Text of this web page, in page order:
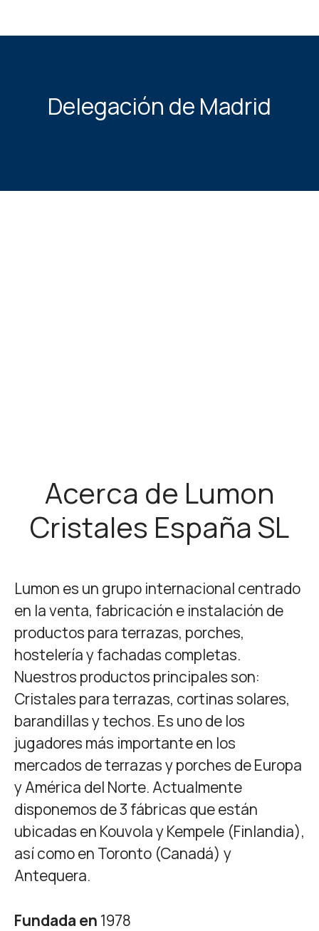
Delegación de Madrid
Acerca de Lumon
Cristales España SL
Lumon es un grupo internacional centrado
en la venta, fabricación e instalación de
productos para terrazas, porches,
hostelería y fachadas completas.
Nuestros productos principales son:
Cristales para terrazas, cortinas solares,
barandillas y techos. Es uno de los
jugadores más importante en los
mercados de terrazas y porches de Europa
y América del Norte. Actualmente
disponemos de 3 fábricas que están
ubicadas en Kouvola y Kempele (Finlandia),
así como en Toronto (Canadá) y
Antequera.
Fundada en 1978